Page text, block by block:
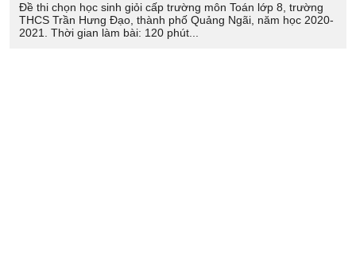
Đề thi chọn học sinh giỏi cấp trường môn Toán lớp 8, trường
THCS Trần Hưng Đạo, thành phố Quảng Ngãi, năm học 2020-
2021. Thời gian làm bài: 120 phút...